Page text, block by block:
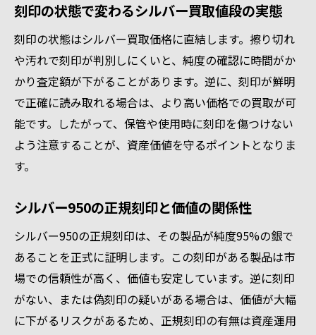
刻印の状態で変わるシルバー買取値段の実態
刻印の状態はシルバー買取価格に直結します。擦り切れ
や汚れで刻印が判別しにくいと、純度の確認に時間がか
かり査定額が下がることがあります。逆に、刻印が鮮明
で正確に読み取れる場合は、より高い価格での買取が可
能です。したがって、保管や使用時に刻印を傷つけない
よう注意することが、資産価値を守るポイントとなりま
す。
シルバー950の正規刻印と価値の関係性
シルバー950の正規刻印は、その製品が純度95%の銀で
あることを正式に証明します。この刻印がある製品は市
場での信頼性が高く、価値も安定しています。逆に刻印
がない、または偽刻印の疑いがある場合は、価値が大幅
に下がるリスクがあるため、正規刻印の有無は資産運用